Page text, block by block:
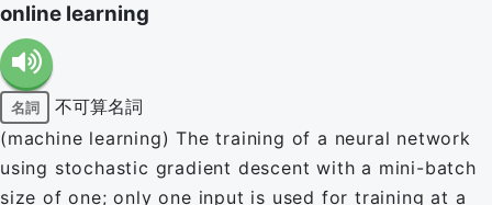
online learning
名詞
不可算名詞
(machine learning) The training of a neural network
using stochastic gradient descent with a mini-batch
size of one; only one input is used for training at a